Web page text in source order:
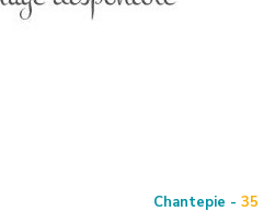
Chantepie - 35